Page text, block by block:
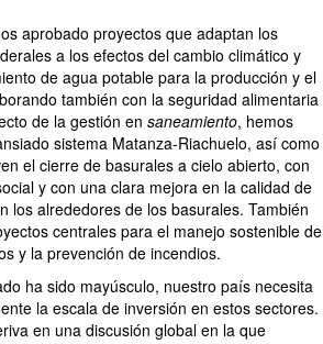
aprobado proyectos que adaptan los
a los efectos del cambio climático y
de agua potable para la producción y el
también con la seguridad alimentaria
de la gestión en saneamiento, hemos
sistema Matanza-Riachuelo, así como
el cierre de basurales a cielo abierto, con
y con una clara mejora en la calidad de
los alrededores de los basurales. También
centrales para el manejo sostenible de
y la prevención de incendios.
ha sido mayúsculo, nuestro país necesita
la escala de inversión en estos sectores.
en una discusión global en la que